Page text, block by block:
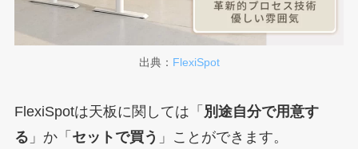
出典： FlexiSpot
FlexiSpotは天板に関しては「 別途自分で用意す
る 」か「 セットで買う 」ことができます。